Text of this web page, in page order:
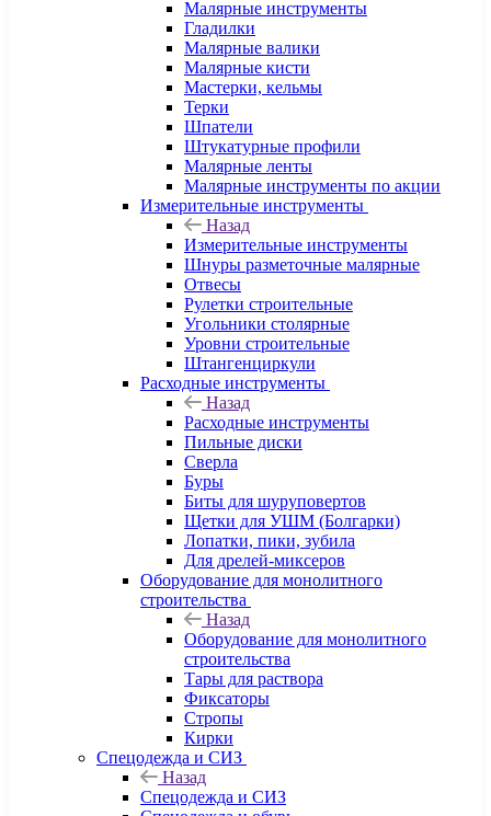
Малярные инструменты
Гладилки
Малярные валики
Малярные кисти
Мастерки, кельмы
Терки
Шпатели
Штукатурные профили
Малярные ленты
Малярные инструменты по акции
Измерительные инструменты
Назад
Измерительные инструменты
Шнуры разметочные малярные
Отвесы
Рулетки строительные
Угольники столярные
Уровни строительные
Штангенциркули
Расходные инструменты
Назад
Расходные инструменты
Пильные диски
Сверла
Буры
Биты для шуруповертов
Щетки для УШМ (Болгарки)
Лопатки, пики, зубила
Для дрелей-миксеров
Оборудование для монолитного
строительства
Назад
Оборудование для монолитного
строительства
Тары для раствора
Фиксаторы
Стропы
Кирки
Спецодежда и СИЗ
Назад
Спецодежда и СИЗ